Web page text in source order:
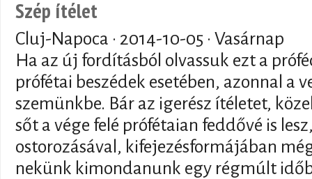
Szép ítélet
Cluj-Napoca · 2014-10-05 · Vasárnap
Ha az új fordításból olvassuk ezt a
prófétai beszédek esetében, azonnal a
szemünkbe. Bár az igerész ítéletet,
sőt a vége felé prófétaian feddővé is
ostorozásával, kifejezésformájában
nekünk kimondanunk egy régmúlt